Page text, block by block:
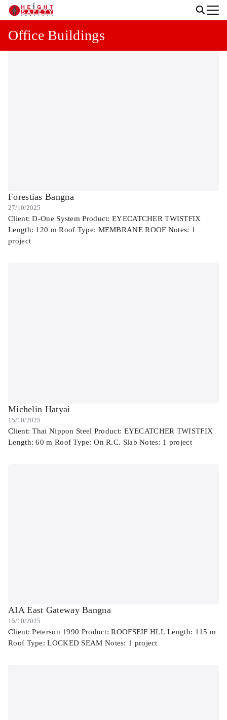
Skip
to
content
for:
Office Buildings
Forestias Bangna
27/10/2025
Client: D-One System Product: EYECATCHER TWISTFIX
Length: 120 m Roof Type: MEMBRANE ROOF Notes: 1
project
Michelin Hatyai
15/10/2025
Client: Thai Nippon Steel Product: EYECATCHER TWISTFIX
Length: 60 m Roof Type: On R.C. Slab Notes: 1 project
AIA East Gateway Bangna
15/10/2025
Client: Peterson 1990 Product: ROOFSEIF HLL Length: 115 m
Roof Type: LOCKED SEAM Notes: 1 project